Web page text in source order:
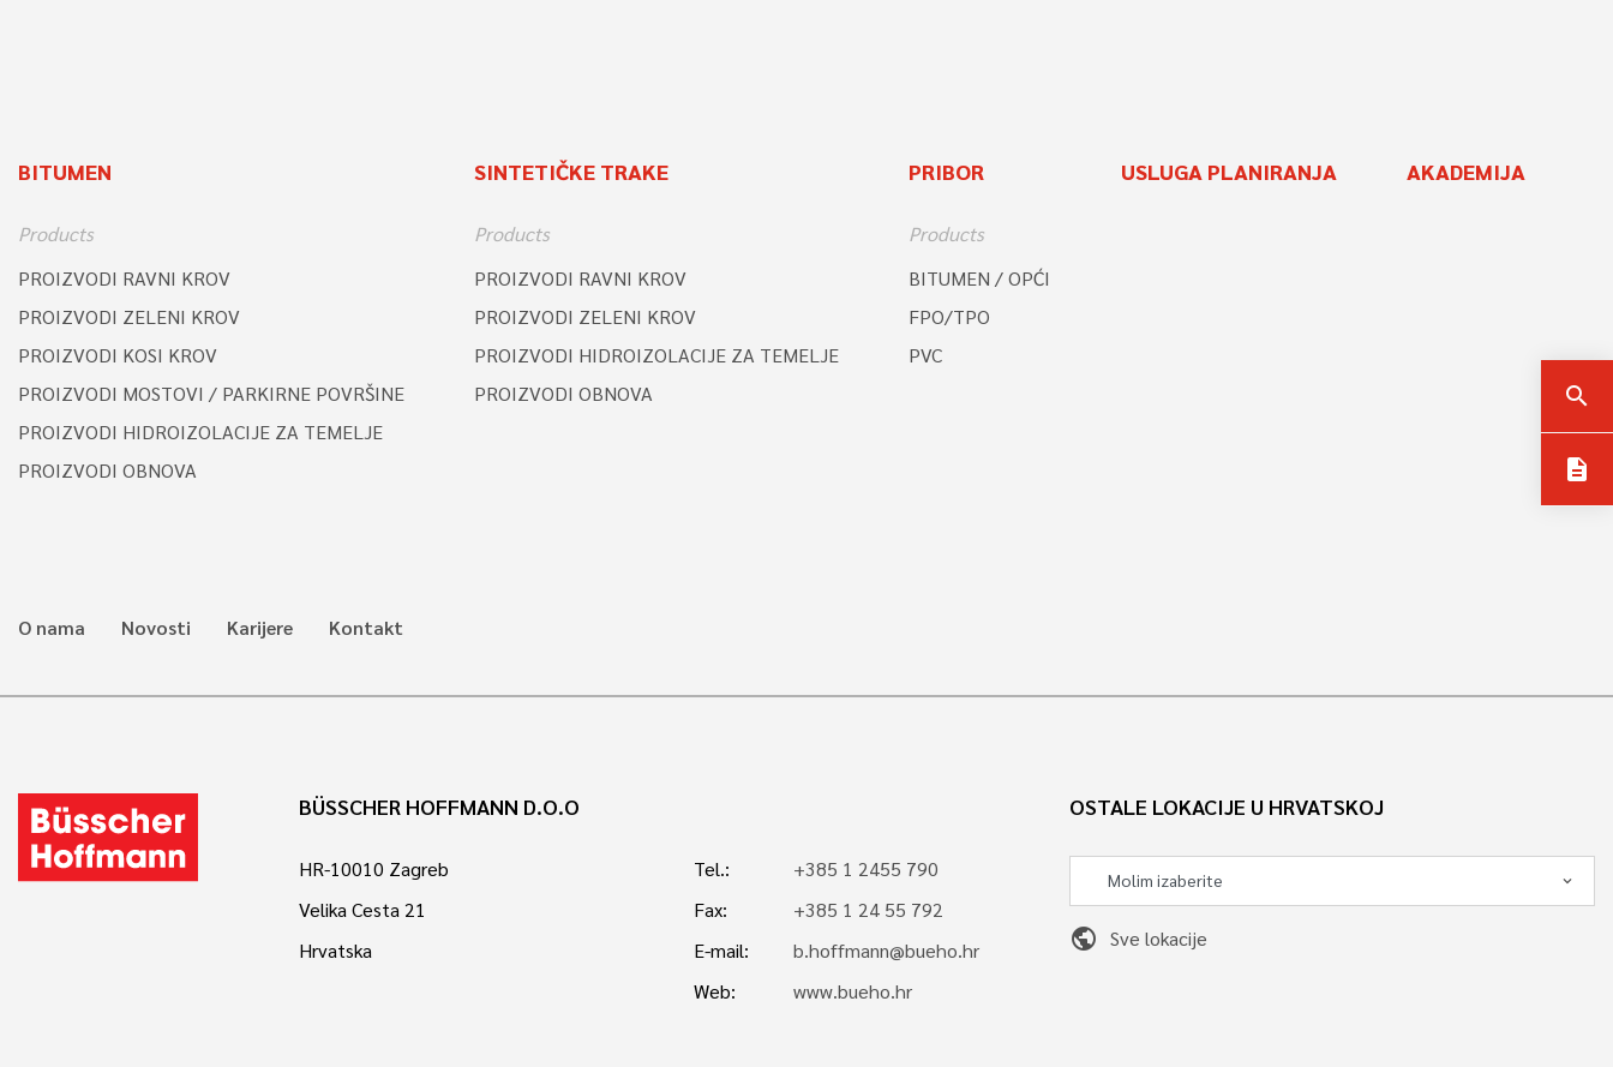
search
description
BITUMEN
Products
PROIZVODI RAVNI KROV
PROIZVODI ZELENI KROV
PROIZVODI KOSI KROV
PROIZVODI MOSTOVI / PARKIRNE POVRŠINE
PROIZVODI HIDROIZOLACIJE ZA TEMELJE
PROIZVODI OBNOVA
SINTETIČKE TRAKE
Products
PROIZVODI RAVNI KROV
PROIZVODI ZELENI KROV
PROIZVODI HIDROIZOLACIJE ZA TEMELJE
PROIZVODI OBNOVA
PRIBOR
Products
BITUMEN / OPĆI
FPO/TPO
PVC
USLUGA PLANIRANJA AKADEMIJA
O nama Novosti Karijere Kontakt
BÜSSCHER HOFFMANN D.O.O
HR-10010 Zagreb
Velika Cesta 21
Hrvatska
Tel.:
+385 1 2455 790
Fax:
+385 1 24 55 792
E-mail:
b.hoffmann@bueho.hr
Web:
www.bueho.hr
OSTALE LOKACIJE U HRVATSKOJ
public Sve lokacije